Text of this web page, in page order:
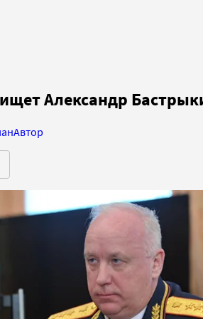
Александр
Автор